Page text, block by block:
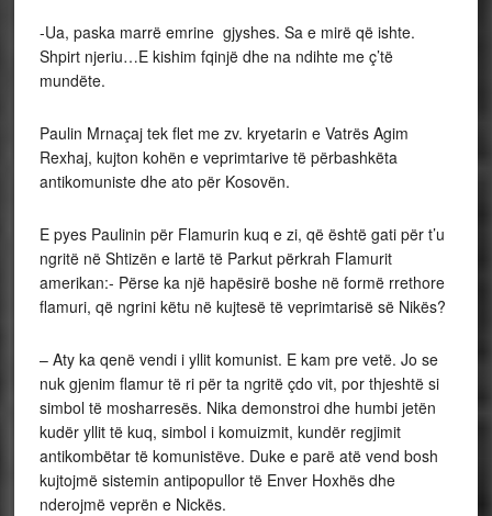
-Ua, paska marrë emrine gjyshes. Sa e mirë që ishte.
Shpirt njeriu…E kishim fqinjë dhe na ndihte me ç’të
mundëte.
Paulin Mrnaçaj tek flet me zv. kryetarin e Vatrës Agim
Rexhaj, kujton kohën e veprimtarive të përbashkëta
antikomuniste dhe ato për Kosovën.
E pyes Paulinin për Flamurin kuq e zi, që është gati për t’u
ngritë në Shtizën e lartë të Parkut përkrah Flamurit
amerikan:- Përse ka një hapësirë boshe në formë rrethore
flamuri, që ngrini këtu në kujtesë të veprimtarisë së Nikës?
– Aty ka qenë vendi i yllit komunist. E kam pre vetë. Jo se
nuk gjenim flamur të ri për ta ngritë çdo vit, por thjeshtë si
simbol të mosharresës. Nika demonstroi dhe humbi jetën
kudër yllit të kuq, simbol i komuizmit, kundër regjimit
antikombëtar të komunistëve. Duke e parë atë vend bosh
kujtojmë sistemin antipopullor të Enver Hoxhës dhe
nderojmë veprën e Nickës.